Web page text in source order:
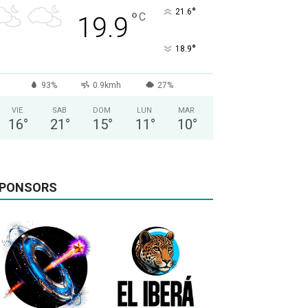
19.9 °C 21.6°
18.9°
93% 0.9kmh 27%
VIE
16°
SAB
21 °
DOM
15°
LUN
11 °
MAR
10°